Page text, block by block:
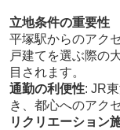
立地条件の重要性
平塚駅からのアク
戸建てを選ぶ際の
目されます。
通勤の利便性: JR
き、都心へのアク
リクリエーション